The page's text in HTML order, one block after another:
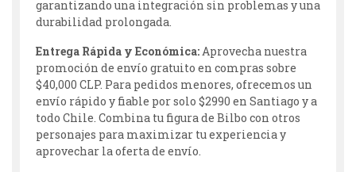
garantizando una integración sin problemas y una
durabilidad prolongada.
Entrega Rápida y Económica:Aprovecha nuestra
promoción de envío gratuito en compras sobre
$40,000 CLP. Para pedidos menores, ofrecemos un
envío rápido y fiable por solo $2990 en Santiago y a
todo Chile. Combina tu figura de Bilbo con otros
personajes para maximizar tu experiencia y
aprovechar la oferta de envío.